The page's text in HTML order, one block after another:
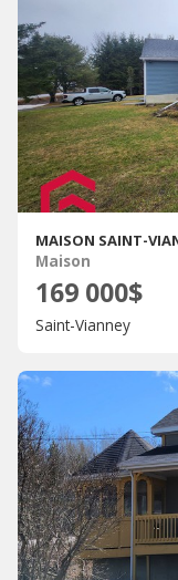
MAISON SAINT-
Maison
169 000$
Saint-Vianney